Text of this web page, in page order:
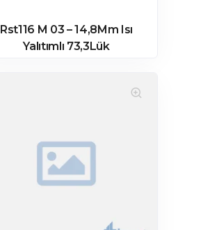
Rst116 M 03 – 14,8Mm Isı
Yalıtımlı 73,3Lük